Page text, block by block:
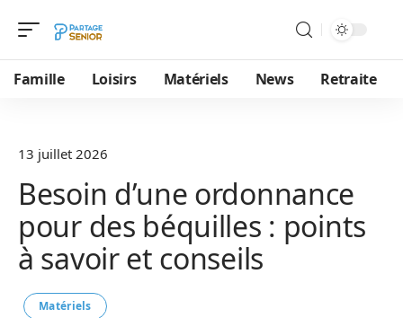
Famille Loisirs Matériels News Retraite
13 juillet 2026
Besoin d’une ordonnance
pour des béquilles : points
à savoir et conseils
Matériels